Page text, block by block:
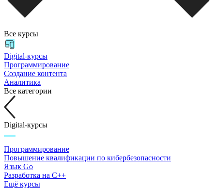
Все курсы
Digital-курсы
Программирование
Создание контента
Аналитика
Все категории
Digital-курсы
Программирование
Повышение квалификации по кибербезопасности
Язык Go
Разработка на C++
Ещё курсы